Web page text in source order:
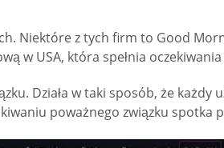
Niektóre z tych firm to Good
w USA, która spełnia
Działa w taki sposób, że
poważnego związku spotka